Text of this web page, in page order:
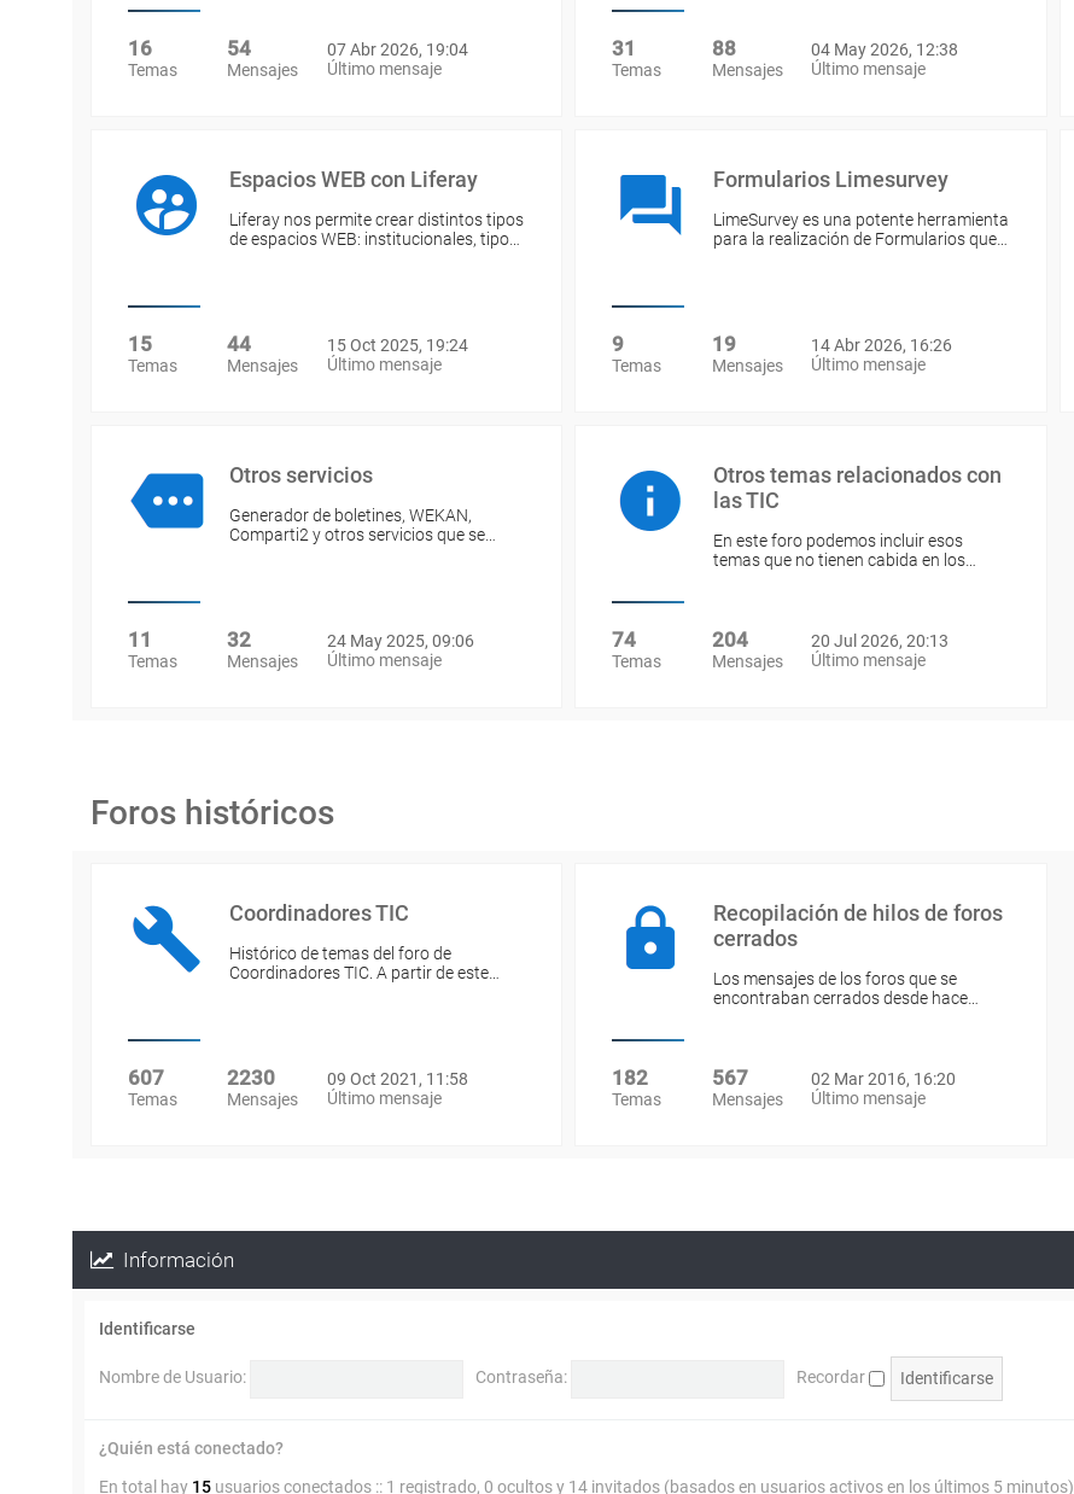
16
Temas
54
Mensajes
07 Abr 2026, 19:04
Último mensaje
31
Temas
88
Mensajes
04 May 2026, 12:38
Último mensaje
Espacios WEB con Liferay
Liferay nos permite crear distintos tipos
de espacios WEB: institucionales, tipo…
15
Temas
44
Mensajes
15 Oct 2025, 19:24
Último mensaje
Formularios Limesurvey
LimeSurvey es una potente herramienta
para la realización de Formularios que…
9
Temas
19
Mensajes
14 Abr 2026, 16:26
Último mensaje
Otros servicios
Generador de boletines, WEKAN,
Comparti2 y otros servicios que se…
11
Temas
32
Mensajes
24 May 2025, 09:06
Último mensaje
Otros temas relacionados con
las TIC
En este foro podemos incluir esos
temas que no tienen cabida en los…
74
Temas
204
Mensajes
20 Jul 2026, 20:13
Último mensaje
Foros históricos
Coordinadores TIC
Histórico de temas del foro de
Coordinadores TIC. A partir de este…
607
Temas
2230
Mensajes
09 Oct 2021, 11:58
Último mensaje
Recopilación de hilos de foros
cerrados
Los mensajes de los foros que se
encontraban cerrados desde hace…
182
Temas
567
Mensajes
02 Mar 2016, 16:20
Último mensaje
Información
Identificarse
Nombre de Usuario: Contraseña: Recordar
¿Quién está conectado?
En total hay 15 usuarios conectados :: 1 registrado, 0 ocultos y 14 invitados (basados en usuarios activos en los últimos 5 minutos)